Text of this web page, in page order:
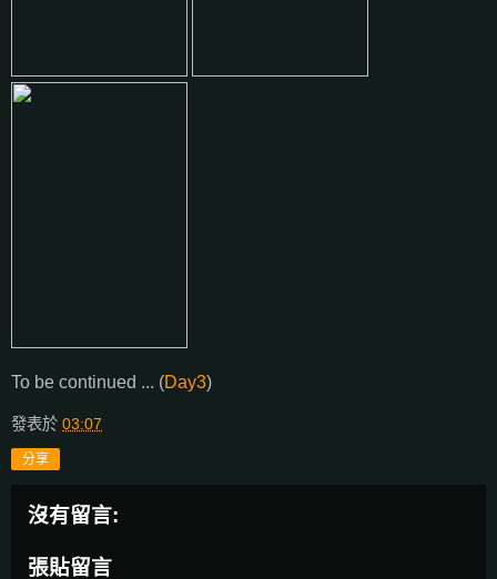
To be continued ... (Day3)
發表於 03:07
分享
沒有留言:
張貼留言